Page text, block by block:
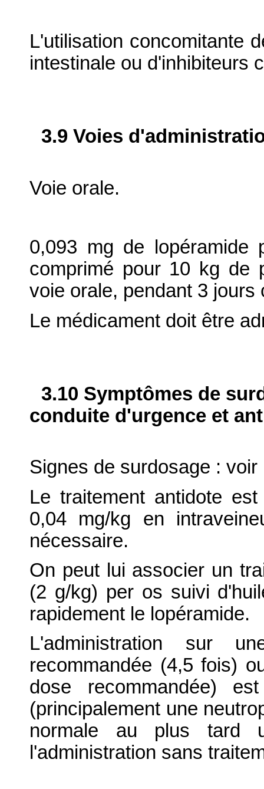
L'utilisation concomitante
intestinale ou d'inhibiteurs
3.9 Voies
Voie orale.
0,093 mg de
comprimé pour 10 kg de
voie orale, pendant 3 jours
Le médicament doit être
3.10 Symptômes de
conduite d'urgence et
Signes de surdosage :
Le traitement antidote
0,04 mg/kg en
nécessaire.
On peut lui associer un
(2 g/kg) per os suivi
rapidement le lopéramide.
L'administration sur
recommandée (4,5 fois)
dose recommandée)
(principalement une
normale au plus tard
l'administration sans